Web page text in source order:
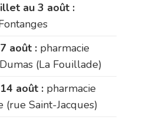
au 3 août :
août : pharmacie
(La Fouillade)
août : pharmacie
(rue Saint-Jacques)